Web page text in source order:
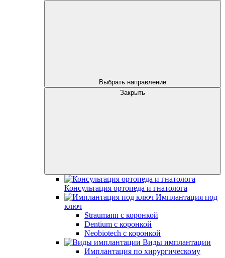
Выбрать направление
Закрыть
Консультация ортопеда и гнатолога
Имплантация под
ключ
Straumann с коронкой
Dentium с коронкой
Neobiotech с коронкой
Виды имплантации
Имплантация по хирургическому